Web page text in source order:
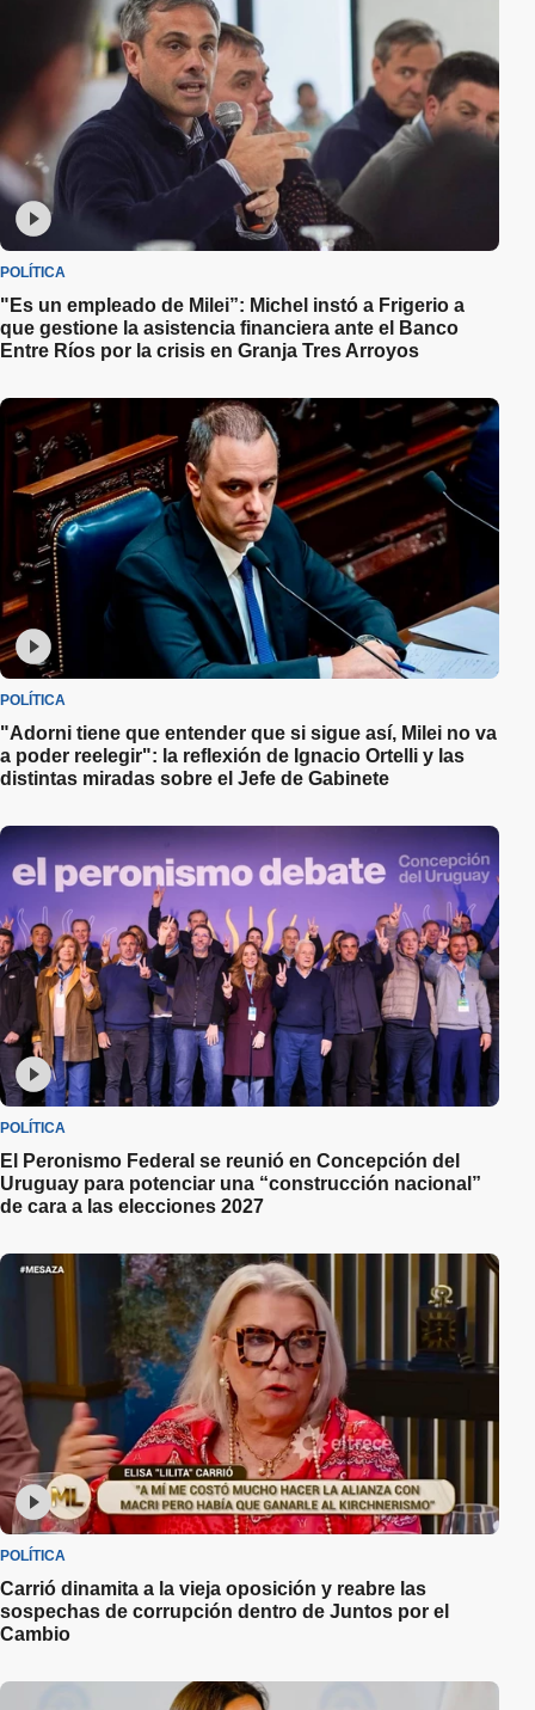
POLÍTICA
"Es un empleado de Milei”: Michel instó a Frigerio a
que gestione la asistencia financiera ante el Banco
Entre Ríos por la crisis en Granja Tres Arroyos
POLÍTICA
"Adorni tiene que entender que si sigue así, Milei no va
a poder reelegir": la reflexión de Ignacio Ortelli y las
distintas miradas sobre el Jefe de Gabinete
POLÍTICA
El Peronismo Federal se reunió en Concepción del
Uruguay para potenciar una “construcción nacional”
de cara a las elecciones 2027
POLÍTICA
Carrió dinamita a la vieja oposición y reabre las
sospechas de corrupción dentro de Juntos por el
Cambio